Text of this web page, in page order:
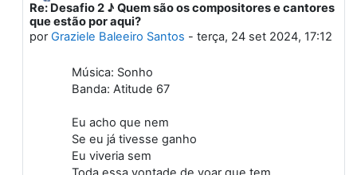
Em resposta à Primeiro post
Re: Desafio 2 ♪ Quem são os compositores e cantores
que estão por aqui?
porGraziele Baleeiro Santos - terça, 24 set 2024, 17:12
Música: Sonho
Banda: Atitude 67
Eu acho que nem
Se eu já tivesse ganho
Eu viveria sem